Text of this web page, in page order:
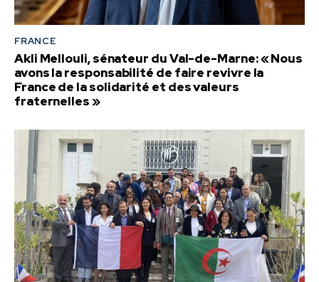
FRANCE
Akli Mellouli, sénateur du Val-de-Marne: « Nous
avons la responsabilité de faire revivre la
France de la solidarité et des valeurs
fraternelles »